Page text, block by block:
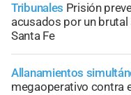
Tribunales Prisión
acusados por un
Santa Fe
Allanamientos
megaoperativo contra